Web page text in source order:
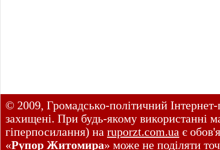
© 2009, Громадсько-політичний
захищені. При будь-якому використанні
гіперпосилання) на ruporzt.com.ua є
«Рупор Житомира» може не поділяти